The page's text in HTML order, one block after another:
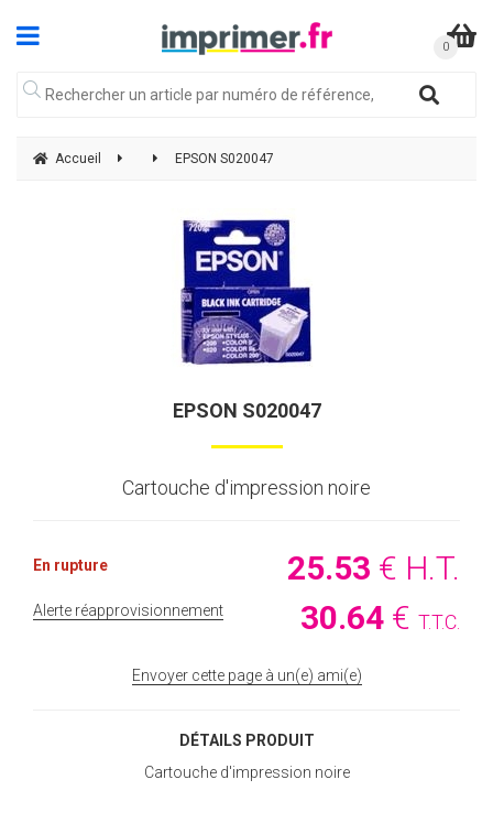
Accueil EPSON S020047
EPSON S020047
Cartouche d'impression noire
25.53 € H.T.
30.64 € T.T.C.
En rupture
Alerte réapprovisionnement
Envoyer cette page à un(e) ami(e)
DÉTAILS PRODUIT
Cartouche d'impression noire